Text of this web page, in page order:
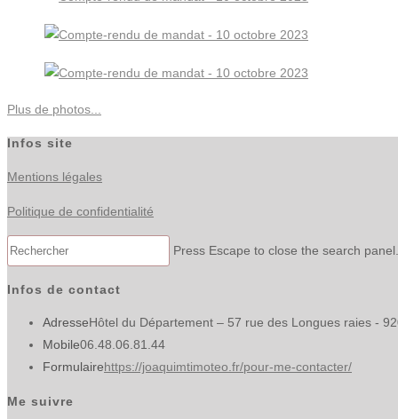
Plus de photos...
Infos site
Mentions légales
Politique de confidentialité
Press Escape to close the search panel.
Infos de contact
AdresseHôtel du Département – 57 rue des Longues raies -
Mobile06.48.06.81.44
Formulairehttps://joaquimtimoteo.fr/pour-me-contacter/
Me suivre